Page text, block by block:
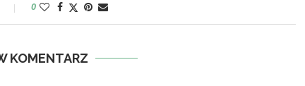
0
KOMENTARZ